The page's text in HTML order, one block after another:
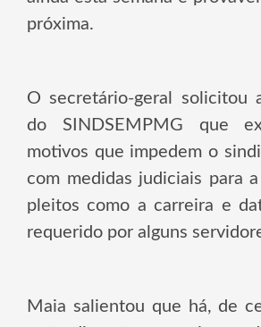
próxima.
O secretário-geral solicitou
do SINDSEMPMG que
motivos que impedem o
com medidas judiciais para
pleitos como a carreira e
requerido por alguns
Maia salientou que há, de